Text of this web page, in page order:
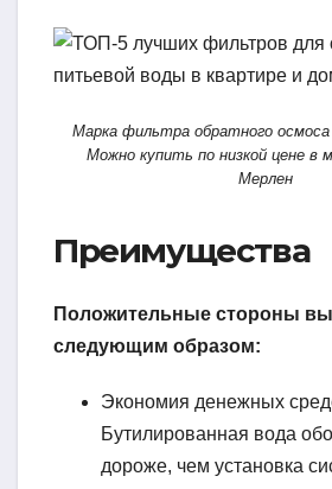
Марка фильтра обратного
Можно купить по низкой цене в
Мерлен
Преимущества
Положительные стороны
следующим образом:
Экономия денежных
Бутилированная вода
дороже, чем установка